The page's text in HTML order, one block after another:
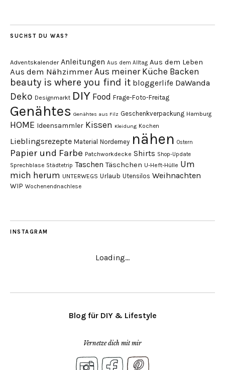
SUCHST DU WAS?
Adventskalender Anleitungen Aus dem Alltag Aus dem Leben
Aus dem Nähzimmer Aus meiner Küche Backen
beauty is where you find it bloggerlife DaWanda
Deko Designmarkt DIY Food Frage-Foto-Freitag
Genähtes Genähtes aus Filz Geschenkverpackung Hamburg
HOME Ideensammler Kissen Kleidung Kochen
Lieblingsrezepte Material Norderney nähen Ostern
Papier und Farbe Patchworkdecke Shirts Shop-Update
Sprechblase Städtetrip Taschen Täschchen U-Heft-Hülle Um
mich herum UNTERWEGS Urlaub Utensilos Weihnachten
WIP Wochenendnachlese
INSTAGRAM
Loading...
Blog für DIY & Lifestyle
Vernetze dich mit mir